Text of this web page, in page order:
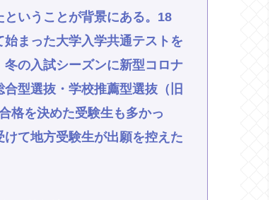
いうことが背景にある。18
まった大学入学共通テストを
の入試シーズンに新型コロナ
型選抜・学校推薦型選抜（旧
格を決めた受験生も多かっ
て地方受験生が出願を控えた